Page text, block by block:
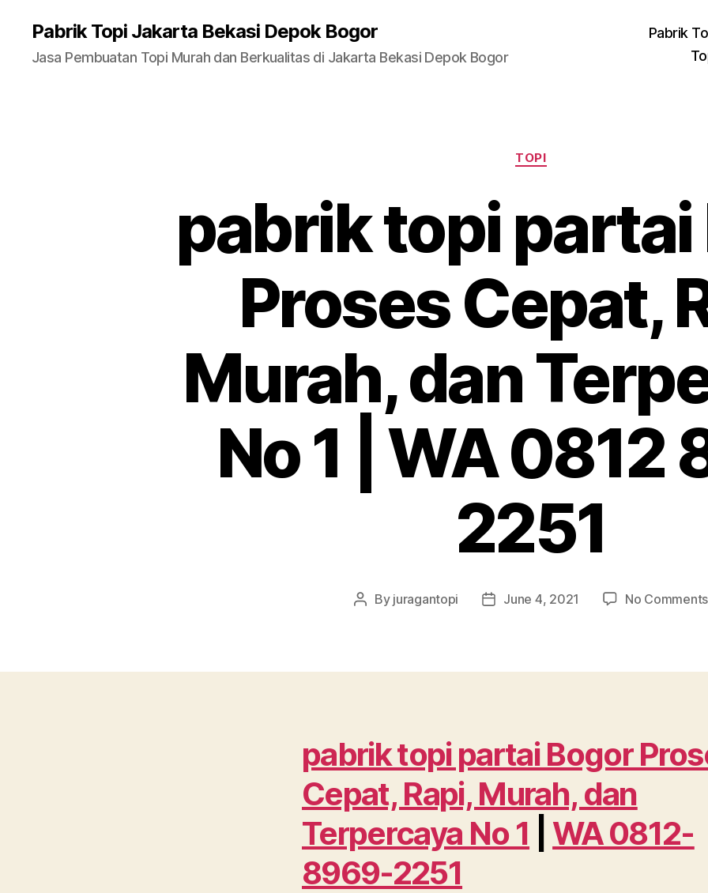
Pabrik Topi Jakarta Bekasi Depok Bogor
Jasa Pembuatan Topi Murah dan Berkualitas di Jakarta Bekasi Depok Bogor
Pabrik
Categories
TOPI
pabrik topi partai
Proses Cepat,
Murah, dan
No 1 | WA 0812
2251
Post
By juragantopi
PostJune 4, 2021 No Comments
pabrik topi partai Bogor
Cepat, Rapi, Murah, dan
Terpercaya No 1
WA 0812-
8969-2251